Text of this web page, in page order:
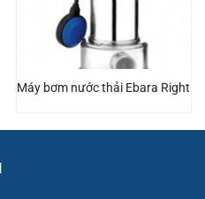
Máy bơm nước thải Ebara Right